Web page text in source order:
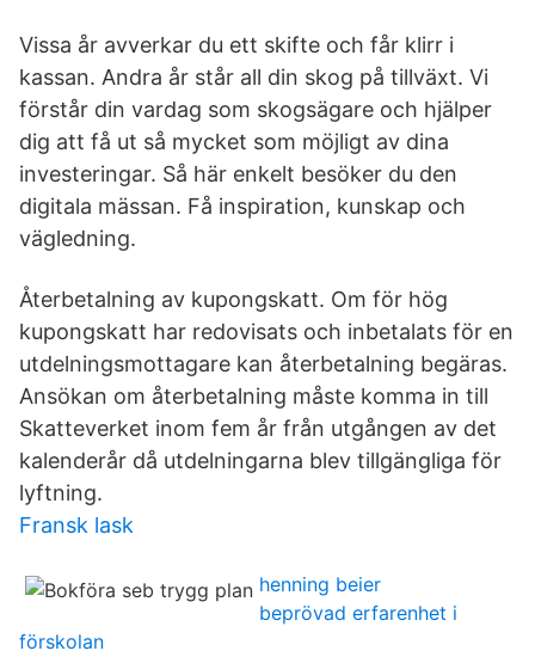
Vissa år avverkar du ett skifte och får klirr i
kassan. Andra år står all din skog på tillväxt. Vi
förstår din vardag som skogsägare och hjälper
dig att få ut så mycket som möjligt av dina
investeringar. Så här enkelt besöker du den
digitala mässan. Få inspiration, kunskap och
vägledning.
Återbetalning av kupongskatt. Om för hög
kupongskatt har redovisats och inbetalats för en
utdelningsmottagare kan återbetalning begäras.
Ansökan om återbetalning måste komma in till
Skatteverket inom fem år från utgången av det
kalenderår då utdelningarna blev tillgängliga för
lyftning.
Fransk lask
henning beier
beprövad erfarenhet i
förskolan